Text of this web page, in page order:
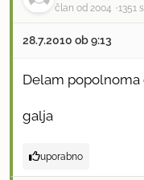
član od 2004 1351
28.7.2010 ob 9:13
Delam popolnoma
galja
uporabno